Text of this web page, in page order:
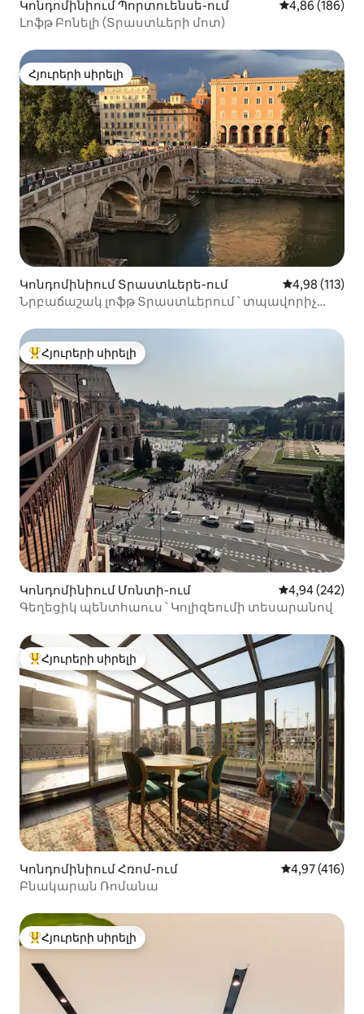
Կոնդոմինիում Պորտուենսե-ում Միջին
4,86 (186)
Լոֆթ Բոնելի (Տրաստևերի մոտ)
Հյուրերի սիրելի
Հյուրերի սիրելի
Կոնդոմինիում Տրաստևերե-ում Միջին
4,98 (113)
Նրբաճաշակ լոֆթ Տրաստևերում ՝ տպավորիչ
Հյուրերի սիրելի լավագույն տները
Հյուրերի սիրելի
Կոնդոմինիում Մոնտի-ում Միջին
4,94 (242)
Գեղեցիկ պենտհաուս ՝ Կոլիզեումի տեսարանով
Հյուրերի սիրելի լավագույն տները
Հյուրերի սիրելի
Կոնդոմինիում Հռոմ-ում Միջին
4,97 (416)
Բնակարան Ռոմանա
Հյուրերի սիրելի լավագույն տները
Հյուրերի սիրելի